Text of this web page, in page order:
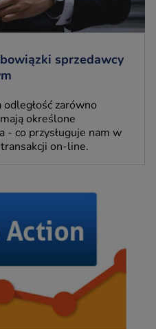
sprzedawcy
zarówno
określone
- co przysługuje nam w
on-line.